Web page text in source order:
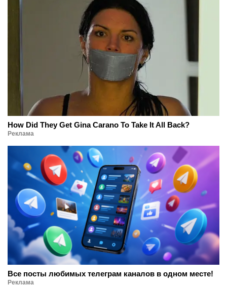
How Did They Get Gina Carano To Take It All Back?
Реклама
Все посты любимых телеграм каналов в одном месте!
Реклама